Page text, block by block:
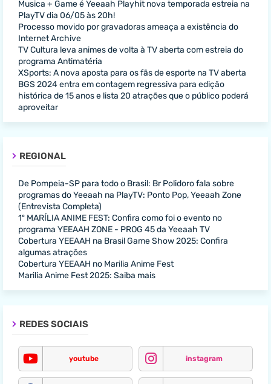
Musica + Game é Yeeaah Playhit nova temporada estreia na
PlayTV dia 06/05 às 20h!
Processo movido por gravadoras ameaça a existência do
Internet Archive
TV Cultura leva animes de volta à TV aberta com estreia do
programa Antimatéria
XSports: A nova aposta para os fãs de esporte na TV aberta
BGS 2024 entra em contagem regressiva para edição
histórica de 15 anos e lista 20 atrações que o público poderá
aproveitar
REGIONAL
De Pompeia-SP para todo o Brasil: Br Polidoro fala sobre
programas do Yeeaah na PlayTV: Ponto Pop, Yeeaah Zone
(Entrevista Completa)
1º MARÍLIA ANIME FEST: Confira como foi o evento no
programa YEEAAH ZONE - PROG 45 da Yeeaah TV
Cobertura YEEAAH na Brasil Game Show 2025: Confira
algumas atrações
Cobertura YEEAAH no Marilia Anime Fest
Marilia Anime Fest 2025: Saiba mais
REDES SOCIAIS
youtube instagram